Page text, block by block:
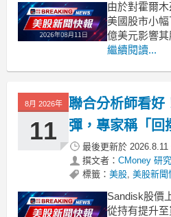
由於對霍爾
美國股市小
億美元影響
container {
gap: 1rem
繼續閱讀...
8月 2026年
11
聯合分析師看好
彈，專家稱「回
最後更新於 2026.8.11
撰文者： CMoney 研
標籤： 美股, 美股新聞
Sandisk股價
從持有提升